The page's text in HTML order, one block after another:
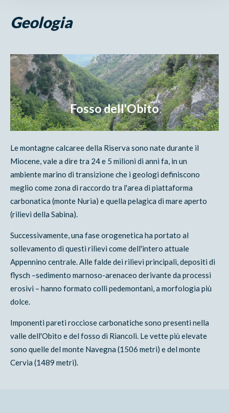
Geologia
Fosso dell'Obito
Le montagne calcaree della Riserva sono nate durante il
Miocene, vale a dire tra 24 e 5 milioni di anni fa, in un
ambiente marino di transizione che i geologi definiscono
meglio come zona di raccordo tra l'area di piattaforma
carbonatica (monte Nuria) e quella pelagica di mare aperto
(rilievi della Sabina).
Successivamente, una fase orogenetica ha portato al
sollevamento di questi rilievi come dell'intero attuale
Appennino centrale. Alle falde dei rilievi principali, depositi di
flysch –sedimento marnoso-arenaceo derivante da processi
erosivi – hanno formato colli pedemontani, a morfologia più
dolce.
Imponenti pareti rocciose carbonatiche sono presenti nella
valle dell'Obito e del fosso di Riancoli. Le vette più elevate
sono quelle del monte Navegna (1506 metri) e del monte
Cervia (1489 metri).